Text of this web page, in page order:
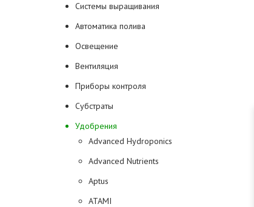
Системы выращивания
Автоматика полива
Освещение
Вентиляция
Приборы контроля
Субстраты
Удобрения
Advanced Hydroponics
Advanced Nutrients
Aptus
ATAMI